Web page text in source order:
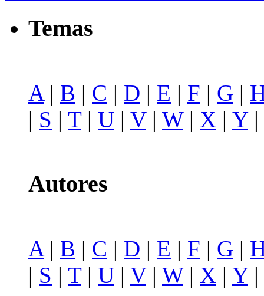
Temas
A | B | C | D | E | F | G |
| S | T| U | V| W| X | Y|
Autores
A| B | C | D | E | F | G |
| S | T| U | V| W| X | Y|